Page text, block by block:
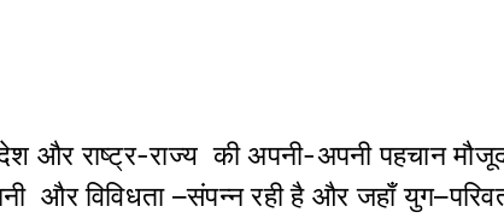
और राष्ट्र-राज्य की अपनी-अपनी पहचान
और विविधता –संपन्न रही है और जहाँ